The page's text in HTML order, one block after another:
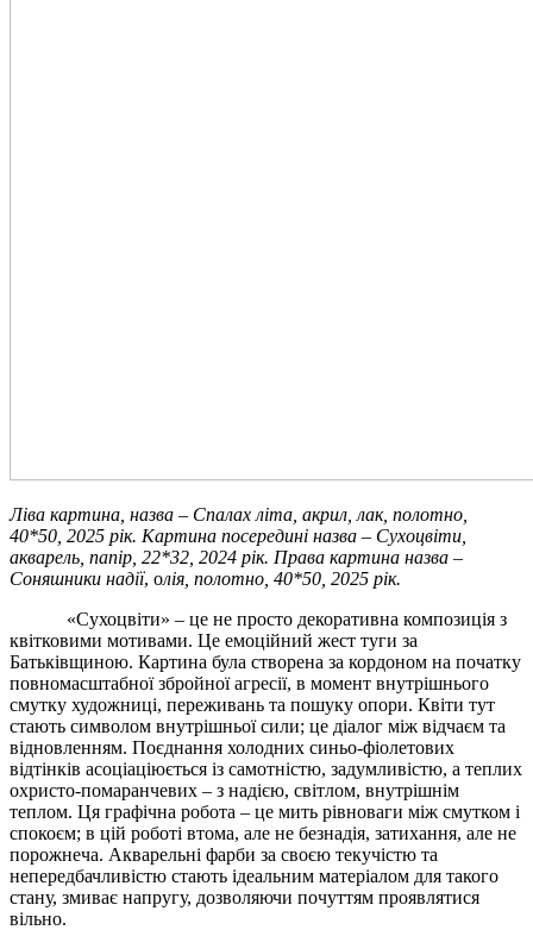
Ліва картина, назва – Спалах літа, акрил, лак, полотно,
40*50, 2025 рік. Картина посередині назва – Сухоцвіти,
акварель, папір, 22*32, 2024 рік. Права картина назва –
Соняшники надії, олія, полотно, 40*50, 2025 рік.
«Сухоцвіти» – це не просто декоративна композиція з
квітковими мотивами. Це емоційний жест туги за
Батьківщиною. Картина була створена за кордоном на початку
повномасштабної збройної агресії, в момент внутрішнього
смутку художниці, переживань та пошуку опори. Квіти тут
стають символом внутрішньої сили; це діалог між відчаєм та
відновленням. Поєднання холодних синьо-фіолетових
відтінків асоціаціюється із самотністю, задумливістю, а теплих
охристо-помаранчевих – з надією, світлом, внутрішнім
теплом. Ця графічна робота – це мить рівноваги між смутком і
спокоєм; в цій роботі втома, але не безнадія, затихання, але не
порожнеча. Акварельні фарби за своєю текучістю та
непередбачливістю стають ідеальним матеріалом для такого
стану, змиває напругу, дозволяючи почуттям проявлятися
вільно.